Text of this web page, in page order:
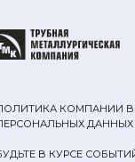
КОМПАНИИ
ДАННЫХ
В КУРСЕ